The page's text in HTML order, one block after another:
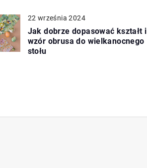
22 września 2024
Jak dobrze dopasować kształt i
wzór obrusa do wielkanocnego
stołu